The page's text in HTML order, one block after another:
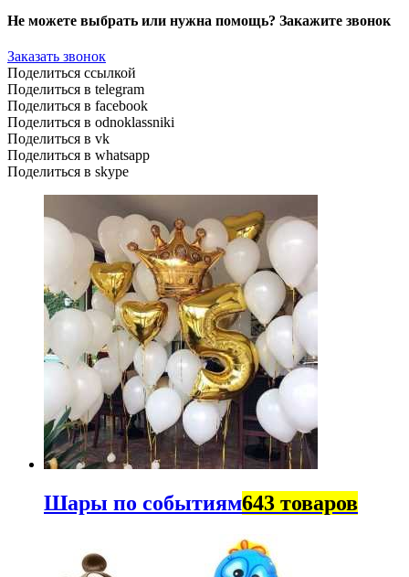
Не можете выбрать или нужна помощь? Закажите звонок
Заказать звонок
Поделиться ссылкой
Поделиться в telegram
Поделиться в facebook
Поделиться в odnoklassniki
Поделиться в vk
Поделиться в whatsapp
Поделиться в skype
Шары по событиям643 товаров